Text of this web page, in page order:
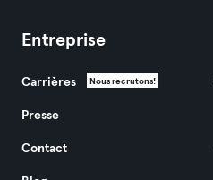
Entreprise
Carrières Nous recrutons!
Presse
Contact